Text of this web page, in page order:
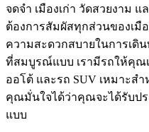
จดจำ เมืองเก่า วัดสวยงาม
ต้องการสัมผัสทุกส่วนของเ
ความสะดวกสบายในการเดิน
ที่สมบูรณ์แบบ เรามีรถให้คุณ
ออโต้ และรถ SUV เหมาะส
คุณมั่นใจได้ว่าคุณจะได้รับป
แบบ